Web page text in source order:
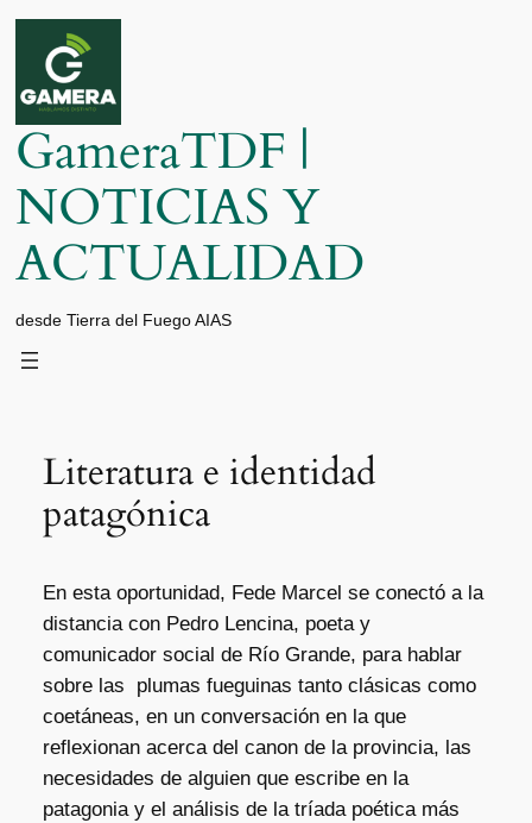
Saltar
contenido
GameraTDF |
NOTICIAS Y
ACTUALIDAD
desde Tierra del Fuego AIAS
Literatura e identidad
patagónica
En esta oportunidad, Fede Marcel se conectó a la
distancia con Pedro Lencina, poeta y
comunicador social de Río Grande, para hablar
sobre las plumas fueguinas tanto clásicas como
coetáneas, en un conversación en la que
reflexionan acerca del canon de la provincia, las
necesidades de alguien que escribe en la
patagonia y el análisis de la tríada poética más